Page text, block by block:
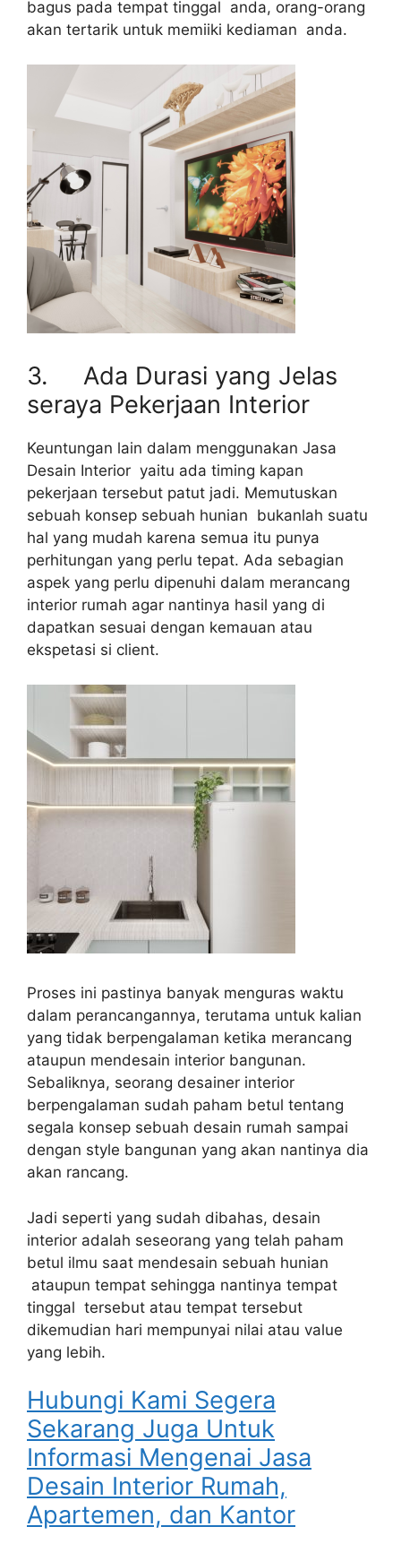
bagus pada tempat tinggal anda, orang-orang
akan tertarik untuk memiiki kediaman anda.
3. Ada Durasi yang Jelas
seraya Pekerjaan Interior
Keuntungan lain dalam menggunakan Jasa
Desain Interior yaitu ada timing kapan
pekerjaan tersebut patut jadi. Memutuskan
sebuah konsep sebuah hunian bukanlah suatu
hal yang mudah karena semua itu punya
perhitungan yang perlu tepat. Ada sebagian
aspek yang perlu dipenuhi dalam merancang
interior rumah agar nantinya hasil yang di
dapatkan sesuai dengan kemauan atau
ekspetasi si client.
Proses ini pastinya banyak menguras waktu
dalam perancangannya, terutama untuk kalian
yang tidak berpengalaman ketika merancang
ataupun mendesain interior bangunan.
Sebaliknya, seorang desainer interior
berpengalaman sudah paham betul tentang
segala konsep sebuah desain rumah sampai
dengan style bangunan yang akan nantinya dia
akan rancang.
Jadi seperti yang sudah dibahas, desain
interior adalah seseorang yang telah paham
betul ilmu saat mendesain sebuah hunian
ataupun tempat sehingga nantinya tempat
tinggal tersebut atau tempat tersebut
dikemudian hari mempunyai nilai atau value
yang lebih.
Hubungi Kami Segera
Sekarang Juga Untuk
Informasi Mengenai Jasa
Desain Interior Rumah,
Apartemen, dan Kantor